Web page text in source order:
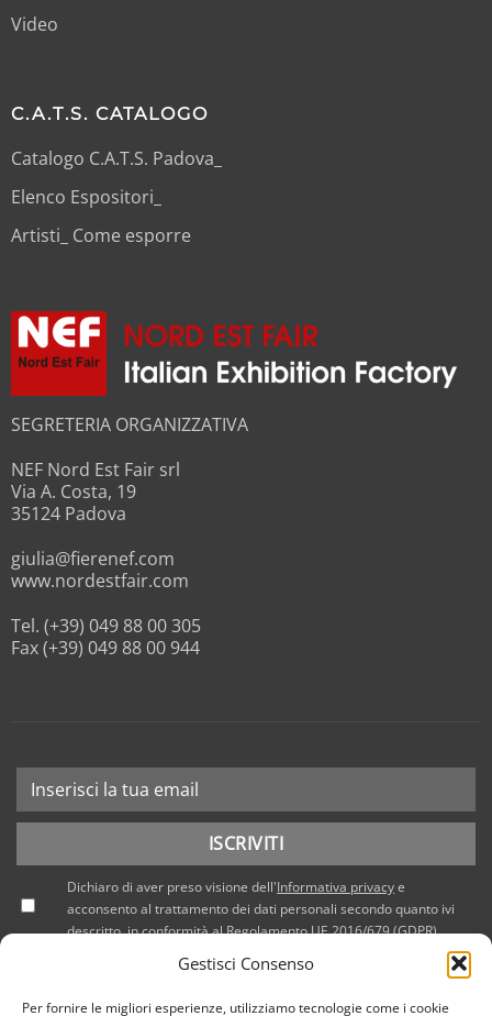
Gestisci Consenso
Per fornire le migliori esperienze, utilizziamo tecnologie come i cookie
Video
C.A.T.S. CATALOGO
Catalogo C.A.T.S. Padova_
Elenco Espositori_
Artisti_ Come esporre
SEGRETERIA ORGANIZZATIVA
NEF Nord Est Fair srl
Via A. Costa, 19
35124 Padova
giulia@fierenef.com
www.nordestfair.com
Tel. (+39) 049 88 00 305
Fax (+39) 049 88 00 944
Dichiaro di aver preso visione dell'Informativa privacye
acconsento al trattamento dei dati personali secondo quanto ivi
descritto, in conformità al Regolamento UE 2016/679 (GDPR).